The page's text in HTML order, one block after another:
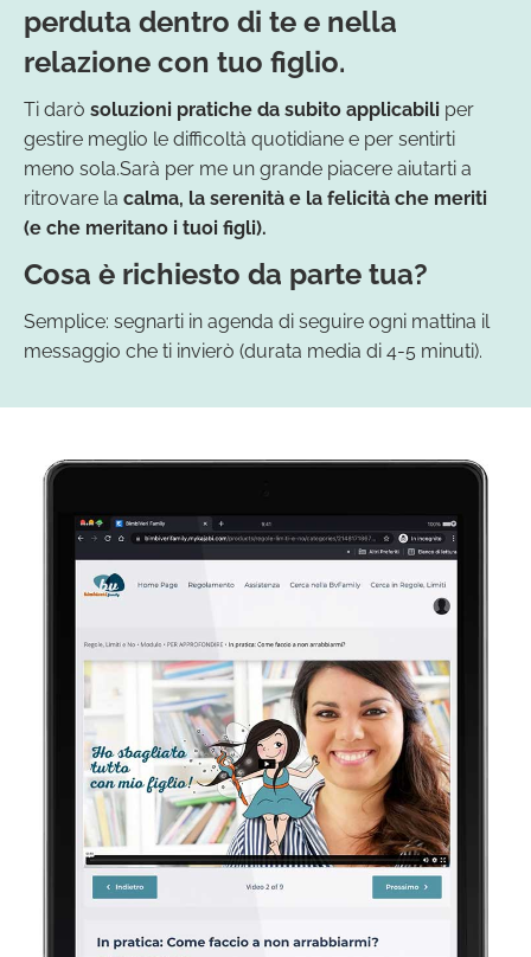
perduta dentro di te e nella
relazione con tuo figlio.
Ti darò soluzioni pratiche da subito applicabili per
gestire meglio le difficoltà quotidiane e per sentirti
meno sola.Sarà per me un grande piacere aiutarti a
ritrovare la calma, la serenità e la felicità che meriti
(e che meritano i tuoi figli).
Cosa è richiesto da parte tua?
Semplice: segnarti in agenda di seguire ogni mattina il
messaggio che ti invierò (durata media di 4-5 minuti).